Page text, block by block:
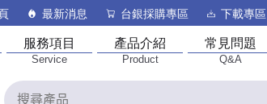
最新消息 台銀採購專區 下載專區
服務項目
Service
產品介紹
Product
常見問題
Q&A